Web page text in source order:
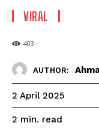
VIRAL
403
AUTHOR:
2 April 2025
2 min. read